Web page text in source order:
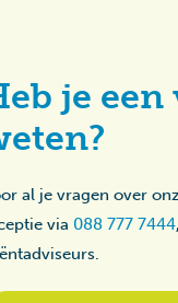
je
al je vragen over
via 088 777 7444